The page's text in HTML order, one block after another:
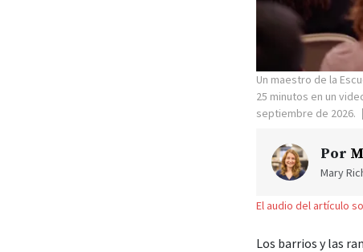
Un maestro de la
25 minutos en un
septiembre de 2026.
Por
Mary
El audio del artículo
Los barrios y las